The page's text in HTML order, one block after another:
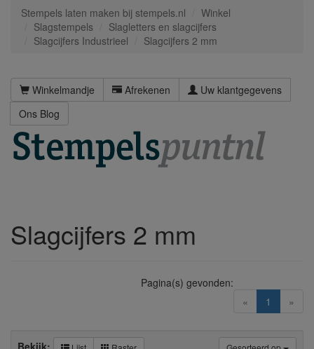
Stempels laten maken bij stempels.nl
Winkel
Slagstempels
Slagletters en slagcijfers
Slagcijfers Industrieel
Slagcijfers 2 mm
Winkelmandje Afrekenen
Uw klantgegevens
Ons Blog
Slagcijfers 2 mm
« 1 (current)
»
Pagina(s) gevonden:
Bekijk: